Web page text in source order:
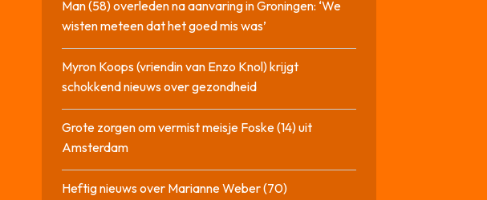
Man (58) overleden na aanvaring in Groningen: ‘We
wisten meteen dat het goed mis was’
Myron Koops (vriendin van Enzo Knol) krijgt
schokkend nieuws over gezondheid
Grote zorgen om vermist meisje Foske (14) uit
Amsterdam
Heftig nieuws over Marianne Weber (70)